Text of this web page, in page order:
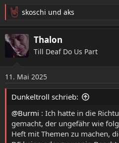
R
e
a
k
o
n
e
n
skoschi und aks
Thalon
Till Deaf Do Us Part
11. Mai 2025
Dunkeltroll schrieb:
@Burmi : Ich hatte in die
gemacht, der ungefähr wie
Heft mit Themen zu machen,